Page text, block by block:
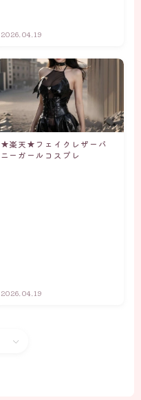
2026.04.19
★楽天★フェイクレザーバ
ニーガールコスプレ
2026.04.19